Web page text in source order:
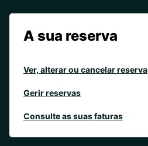
A sua reserva
Ver, alterar ou cancelar reserva
Gerir reservas
Consulte as suas faturas